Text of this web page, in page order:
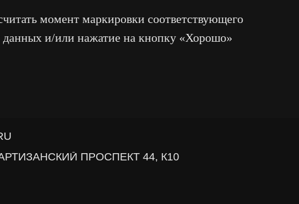
момент маркировки соответствующего
и/или нажатие на кнопку «Хорошо»
ПРОСПЕКТ 44, К10